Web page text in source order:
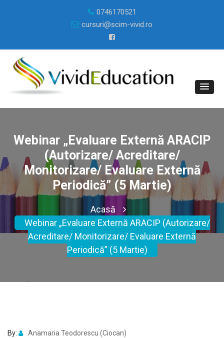
0746170521
cursuri@scim-vivid.ro
Webinar „Evaluare Externă ARACIP
(autorizare/ Acreditare/
Monitorizare/ Evaluare Externă
Periodică” (5 Martie)
Acasă
Webinar „Evaluare Externă ARACIP (autorizare/
Acreditare/ Monitorizare/ Evaluare Externă
Periodică” (5 Martie)
By: Anamaria Teodorescu (Ciocan)